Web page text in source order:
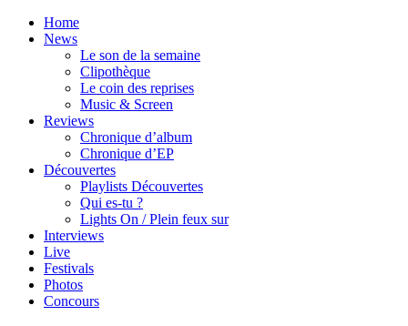
Home
News
Le son de la semaine
Clipothèque
Le coin des reprises
Music & Screen
Reviews
Chronique d’album
Chronique d’EP
Découvertes
Playlists Découvertes
Qui es-tu ?
Lights On / Plein feux sur
Interviews
Live
Festivals
Photos
Concours